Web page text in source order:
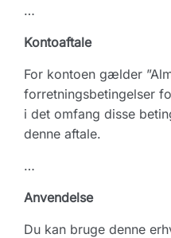
…
Kontoaftale
For kontoen gælder
forretningsbetingelser
i det omfang disse
denne aftale.
…
Anvendelse
Du kan bruge denne